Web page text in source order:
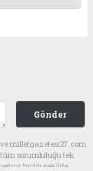
Gönder
milletgazetesi27.com
tüm sorumluluğu tek
hiçbir şekilde